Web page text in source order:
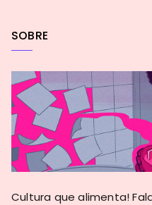
SOBRE
Cultura que alimenta!